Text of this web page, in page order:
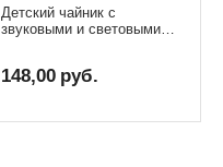
Детский чайник с
звуковыми и световыми
148,00 руб.